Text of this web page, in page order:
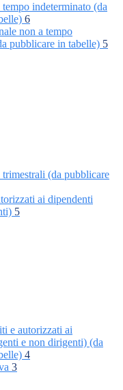
tempo indeterminato (da
6
non a tempo
pubblicare in tabelle) 5
trimestrali (da pubblicare
ai dipendenti
5
e autorizzati ai
e non dirigenti) (da
4
3